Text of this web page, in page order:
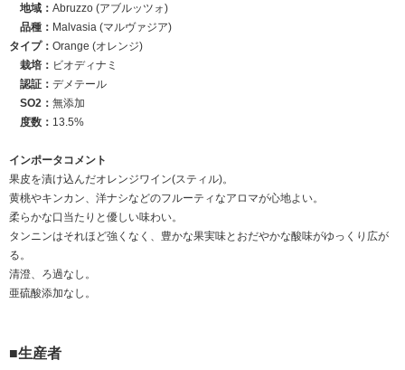
地域： Abruzzo (アブルッツォ)
品種： Malvasia (マルヴァジア)
タイプ： Orange (オレンジ)
栽培： ビオディナミ
認証： デメテール
SO2： 無添加
度数： 13.5%
インポータコメント
果皮を漬け込んだオレンジワイン(スティル)。
黄桃やキンカン、洋ナシなどのフルーティなアロマが心地よい。
柔らかな口当たりと優しい味わい。
タンニンはそれほど強くなく、豊かな果実味とおだやかな酸味がゆっくり広が
る。
清澄、ろ過なし。
亜硫酸添加なし。
■生産者